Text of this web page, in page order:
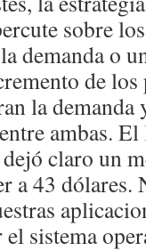
sobre
demanda o
de
la
ambas.
claro un
a 43 dólares.
sistema